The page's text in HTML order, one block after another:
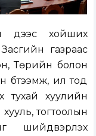
үдээс хойших
газраас
Төрийн болон
ил тод
тухай хуулийн
хууль, тогтоолын
шийдвэрлэх